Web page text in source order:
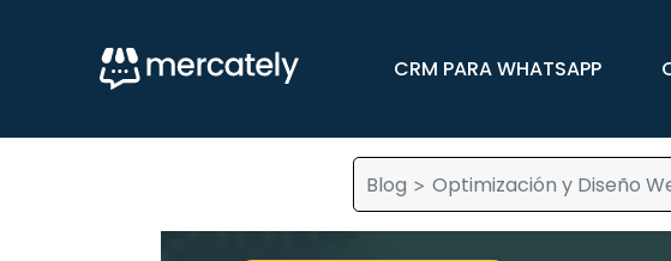
CRM PARA WHATSAPP
Blog > Optimización y Diseño